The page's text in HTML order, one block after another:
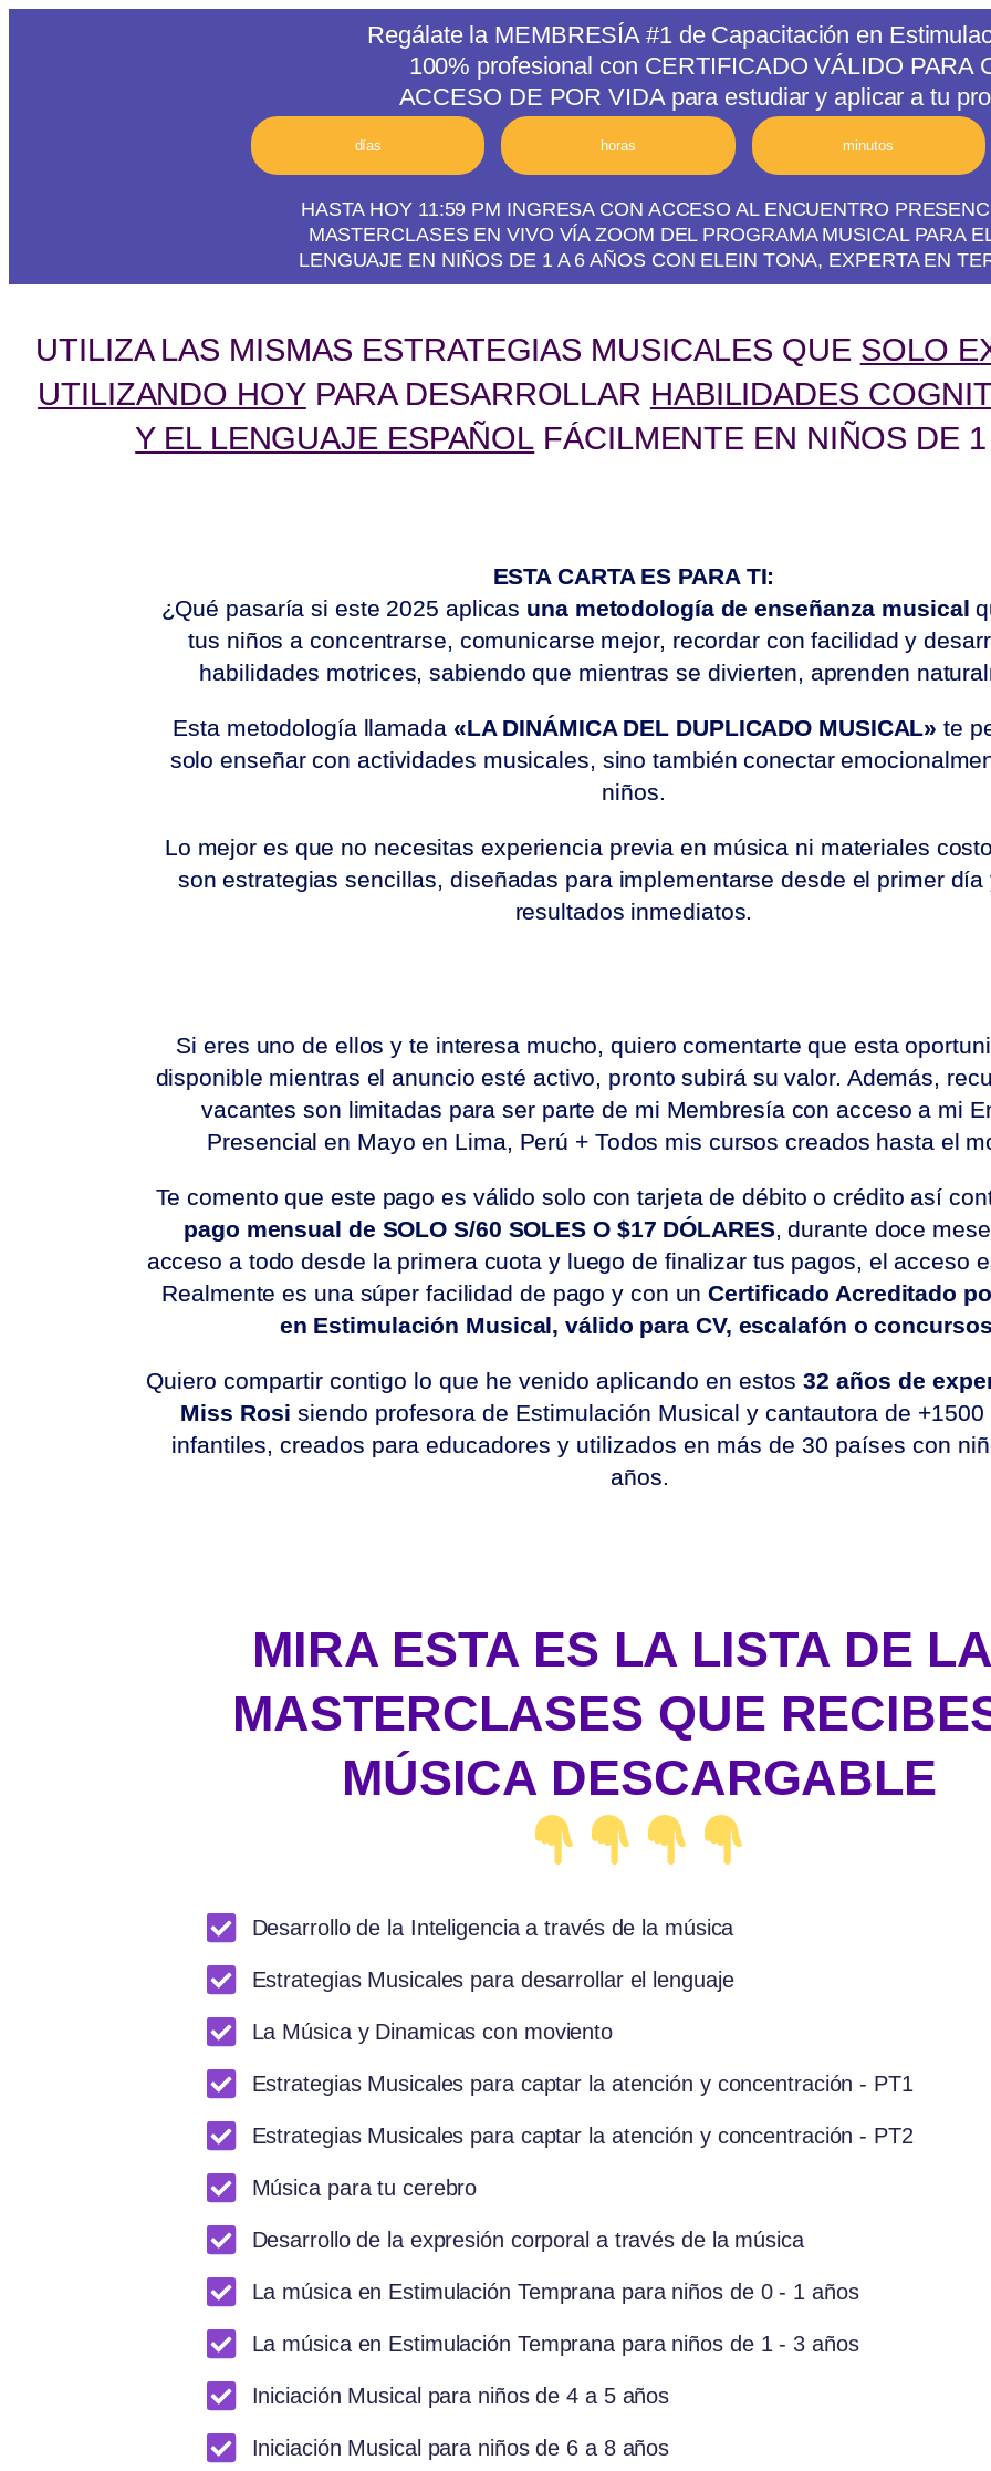
Regálate la MEMBRESÍA #1 de Capacitación en
100% profesional con CERTIFICADO VÁLIDO PARA
ACCESO DE POR VIDA para estudiar y aplicar a tu
días horas minutos
HASTA HOY 11:59 PM INGRESA CON ACCESO AL ENCUENTRO
MASTERCLASES EN VIVO VÍA ZOOM DEL PROGRAMA MUSICAL PARA
LENGUAJE EN NIÑOS DE 1 A 6 AÑOS CON ELEIN TONA, EXPERTA EN
UTILIZA LAS MISMAS ESTRATEGIAS MUSICALES QUE SOLO
UTILIZANDO HOYPARA DESARROLLAR HABILIDADES
Y EL LENGUAJE ESPAÑOL FÁCILMENTE EN NIÑOS DE 1
ESTA CARTA ES PARA TI:
¿Qué pasaría si este 2025 aplicas una metodología de enseñanza musical
tus niños a concentrarse, comunicarse mejor, recordar con facilidad y
habilidades motrices, sabiendo que mientras se divierten, aprenden
Esta metodología llamada «LA DINÁMICA DEL DUPLICADO MUSICAL» te
solo enseñar con actividades musicales, sino también conectar
niños.
Lo mejor es que no necesitas experiencia previa en música ni materiales
son estrategias sencillas, diseñadas para implementarse desde el primer día
resultados inmediatos.
Si eres uno de ellos y te interesa mucho, quiero comentarte que esta
disponible mientras el anuncio esté activo, pronto subirá su valor. Además,
vacantes son limitadas para ser parte de mi Membresía con acceso a mi
Presencial en Mayo en Lima, Perú + Todos mis cursos creados hasta el
Te comento que este pago es válido solo con tarjeta de débito o crédito así
pago mensual de SOLO S/60 SOLES O $17 DÓLARES, durante doce
acceso a todo desde la primera cuota y luego de finalizar tus pagos, el acceso
Realmente es una súper facilidad de pago y con unCertificado Acreditado
en Estimulación Musical, válido para CV, escalafón o
Quiero compartir contigo lo que he venido aplicando en estos 32 años de
Miss Rosi siendo profesora de Estimulación Musical y cantautora de +1500
infantiles, creados para educadores y utilizados en más de 30 países con
años.
MIRA ESTA ES LA LISTA DE
MASTERCLASES QUE
MÚSICA DESCARGABLE
Desarrollo de la Inteligencia a través de la música
Estrategias Musicales para desarrollar el lenguaje
La Música y Dinamicas con moviento
Estrategias Musicales para captar la atención y concentración - PT1
Estrategias Musicales para captar la atención y concentración - PT2
Música para tu cerebro
Desarrollo de la expresión corporal a través de la música
La música en Estimulación Temprana para niños de 0 - 1 años
La música en Estimulación Temprana para niños de 1 - 3 años
Iniciación Musical para niños de 4 a 5 años
Iniciación Musical para niños de 6 a 8 años